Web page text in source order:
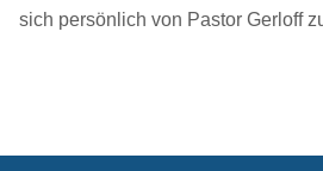
sich persönlich von Pastor Gerloff